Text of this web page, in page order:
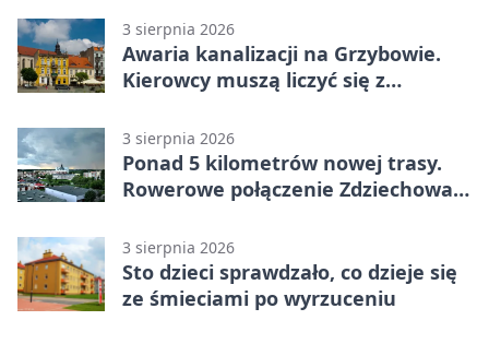
3 sierpnia 2026
Awaria kanalizacji na Grzybowie.
Kierowcy muszą liczyć się z
3 sierpnia 2026
Ponad 5 kilometrów nowej trasy.
Rowerowe połączenie Zdziechowa z
3 sierpnia 2026
Sto dzieci sprawdzało, co dzieje się
ze śmieciami po wyrzuceniu